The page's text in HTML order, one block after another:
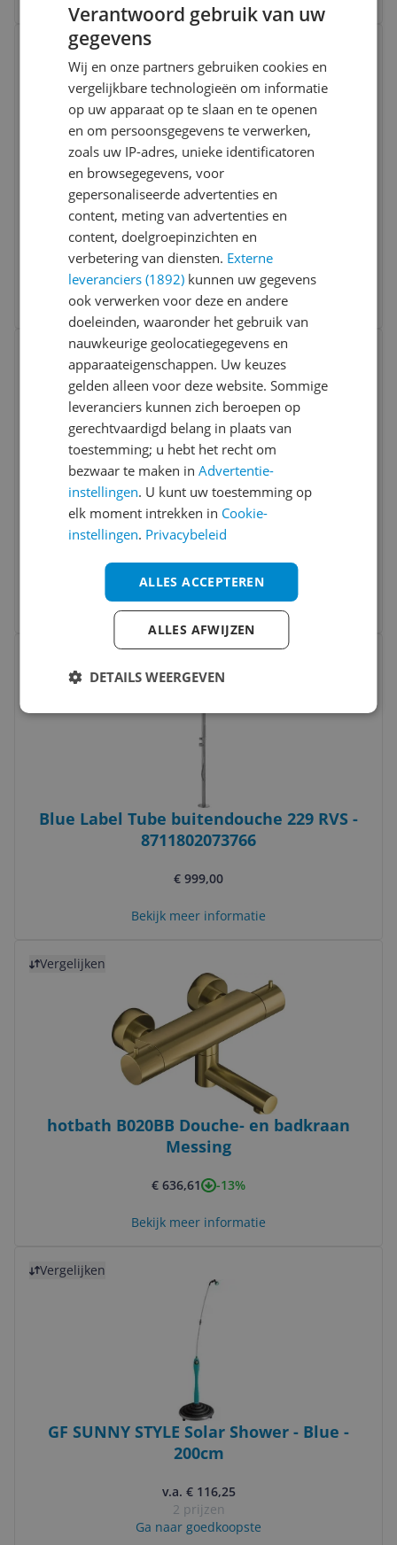
Vergelijken
Hansgrohe Flowstar S Premium
Designsifon - Chroom | 52105000
v.a. € 53,07
4 prijzen
Ga naar goedkoopste
Bekijk product
Vergelijken
Colapz Draagbare Campingdouche Warm
Water tot 42°C – 20L – Buitendouche met
Reistas
v.a. € 209,95
-5%
2 prijzen
Ga naar goedkoopste
Bekijk product
Blue Label Tube buitendouche 229 RVS -
8711802073766
€ 999,00
Bekijk meer informatie
Vergelijken
hotbath B020BB Douche- en badkraan
Messing
€ 636,61 -13%
Bekijk meer informatie
Vergelijken
GF SUNNY STYLE Solar Shower - Blue -
200cm
v.a. € 116,25
2 prijzen
Ga naar goedkoopste
Verantwoord gebruik van uw
gegevens
Wij en onze partners gebruiken cookies en
vergelijkbare technologieën om informatie
op uw apparaat op te slaan en te openen
en om persoonsgegevens te verwerken,
zoals uw IP-adres, unieke identificatoren
en browsegegevens, voor
gepersonaliseerde advertenties en
content, meting van advertenties en
content, doelgroepinzichten en
verbetering van diensten. Externe
leveranciers (1892) kunnen uw gegevens
ook verwerken voor deze en andere
doeleinden, waaronder het gebruik van
nauwkeurige geolocatiegegevens en
apparaateigenschappen. Uw keuzes
gelden alleen voor deze website. Sommige
leveranciers kunnen zich beroepen op
gerechtvaardigd belang in plaats van
toestemming; u hebt het recht om
bezwaar te maken inAdvertentie-
instellingen. U kunt uw toestemming op
elk moment intrekken in Cookie-
instellingen. Privacybeleid
ALLES ACCEPTEREN
ALLES AFWIJZEN
DETAILS WEERGEVEN